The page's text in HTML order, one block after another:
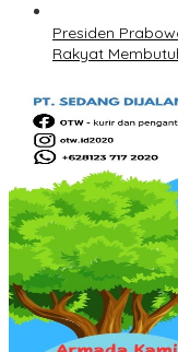
Presiden
Rakyat